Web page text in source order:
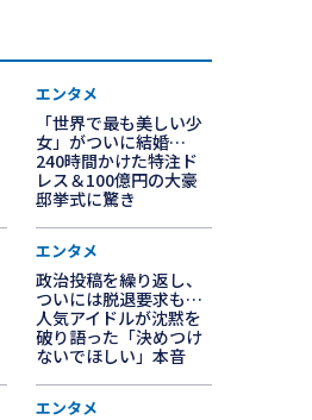
エンタメ
「世界で最も美しい少
女」がついに結婚…
240時間かけた特注ド
レス＆100億円の大豪
邸挙式に驚き
エンタメ
政治投稿を繰り返し、
ついには脱退要求も…
人気アイドルが沈黙を
破り語った「決めつけ
ないでほしい」本音
エンタメ